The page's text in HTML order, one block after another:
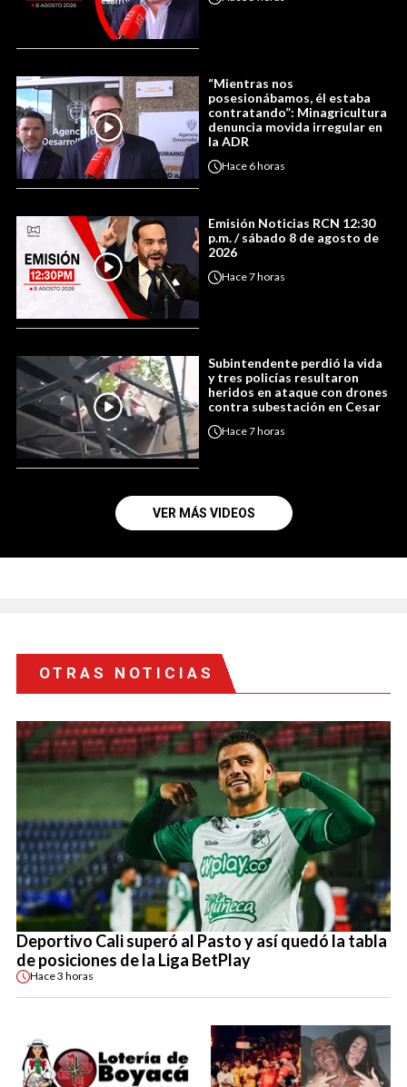
“Mientras nos
posesionábamos, él estaba
contratando”: Minagricultura
denuncia movida irregular en
la ADR
Hace 6 horas
Emisión Noticias RCN 12:30
p.m. / sábado 8 de agosto de
2026
Hace7 horas
Subintendente perdió la vida
y tres policías resultaron
heridos en ataque con drones
contra subestación en Cesar
Hace7 horas
VER MÁS VIDEOS
OTRAS NOTICIAS
Deportivo Cali superó al Pasto y así quedó la tabla
de posiciones de la Liga BetPlay
Hace3 horas